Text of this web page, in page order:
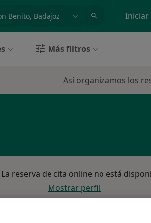
Iniciar
Más filtros
Así organizamos los
La reserva de cita online no está
Mostrar perfil